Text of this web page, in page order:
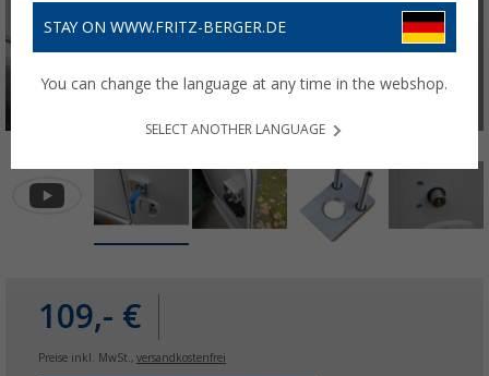
109,- €
Preise inkl. MwSt., versandkostenfrei
STAY ON WWW.FRITZ-BERGER.DE
You can change the language at any time in the webshop.
SELECT ANOTHER LANGUAGE